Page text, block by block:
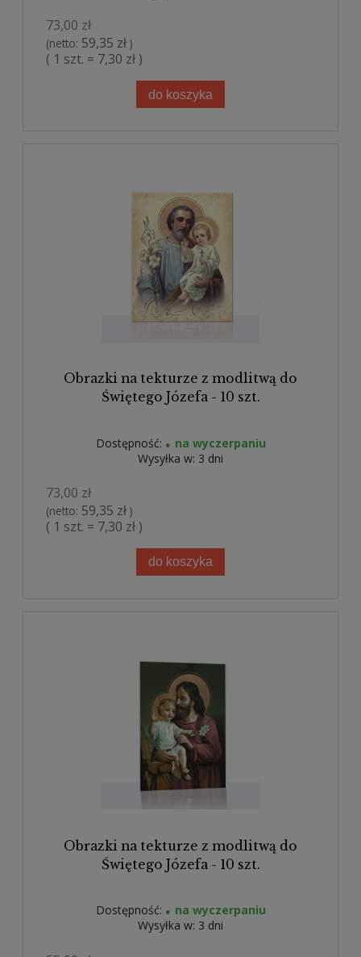
73,00 zł
(netto: 59,35 zł )
( 1 szt. = 7,30 zł )
do koszyka
Obrazki na tekturze z modlitwą do
Świętego Józefa - 10 szt.
Dostępność:
na wyczerpaniu
Wysyłka w: 3 dni
73,00 zł
(netto: 59,35 zł )
( 1 szt. = 7,30 zł )
do koszyka
Obrazki na tekturze z modlitwą do
Świętego Józefa - 10 szt.
Dostępność:
na wyczerpaniu
Wysyłka w: 3 dni